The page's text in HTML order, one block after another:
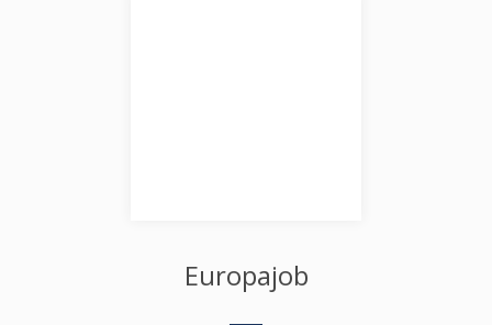
Europajob